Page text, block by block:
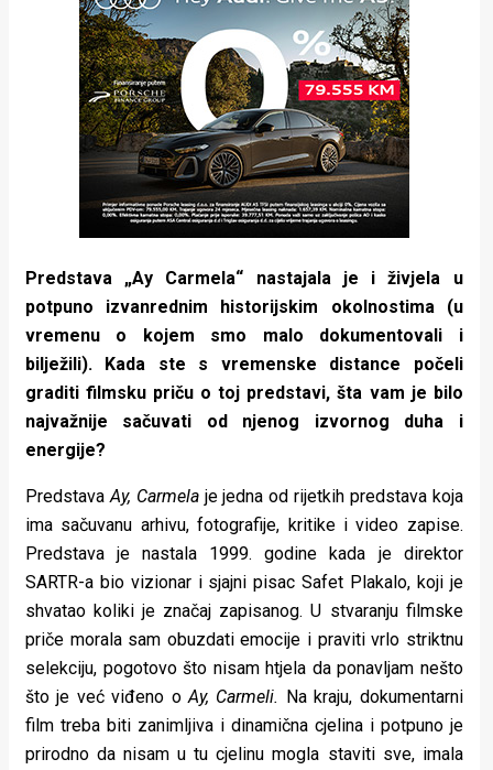
Predstava „Ay Carmela“ nastajala je i živjela u
potpuno izvanrednim historijskim okolnostima (u
vremenu o kojem smo malo dokumentovali i
bilježili). Kada ste s vremenske distance počeli
graditi filmsku priču o toj predstavi, šta vam je bilo
najvažnije sačuvati od njenog izvornog duha i
energije?
PredstavaAy, Carmelaje jedna od rijetkih predstava koja
ima sačuvanu arhivu, fotografije, kritike i video zapise.
Predstava je nastala 1999. godine kada je direktor
SARTR-a bio vizionar i sjajni pisac Safet Plakalo, koji je
shvatao koliki je značaj zapisanog. U stvaranju filmske
priče morala sam obuzdati emocije i praviti vrlo striktnu
selekciju, pogotovo što nisam htjela da ponavljam nešto
što je već viđeno oAy, Carmeli. Na kraju, dokumentarni
film treba biti zanimljiva i dinamična cjelina i potpuno je
prirodno da nisam u tu cjelinu mogla staviti sve, imala